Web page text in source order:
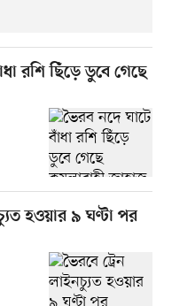
রশি ছিঁড়ে ডুবে গেছে
হওয়ার ৯ ঘণ্টা পর